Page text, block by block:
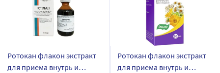
Ротокан флакон экстракт
для приема внутрь и
Ротокан флакон экстракт
для приема внутрь и